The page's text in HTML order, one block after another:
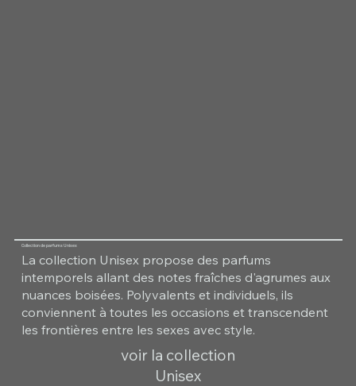
Collection de parfums Unisex
La collection Unisex propose des parfums
intemporels allant des notes fraîches d'agrumes aux
nuances boisées. Polyvalents et individuels, ils
conviennent à toutes les occasions et transcendent
les frontières entre les sexes avec style.
voir la collection
Unisex